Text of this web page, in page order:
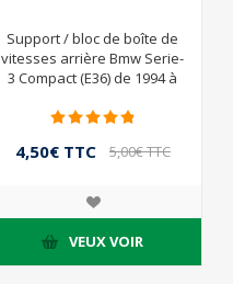
Support / bloc de boîte de
vitesses arrière Bmw Serie-
3 Compact (E36) de 1994 à
4,50€ TTC 5,00€ TTC
VEUX VOIR